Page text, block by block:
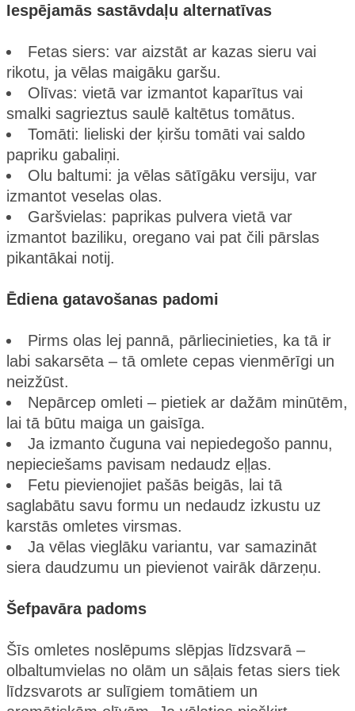
Iespējamās sastāvdaļu alternatīvas
Fetas siers: var aizstāt ar kazas sieru vai
rikotu, ja vēlas maigāku garšu.
Olīvas: vietā var izmantot kaparītus vai
smalki sagrieztus saulē kaltētus tomātus.
Tomāti: lieliski der ķiršu tomāti vai saldo
papriku gabaliņi.
Olu baltumi: ja vēlas sātīgāku versiju, var
izmantot veselas olas.
Garšvielas: paprikas pulvera vietā var
izmantot baziliku, oregano vai pat čili pārslas
pikantākai notij.
Ēdiena gatavošanas padomi
Pirms olas lej pannā, pārliecinieties, ka tā ir
labi sakarsēta – tā omlete cepas vienmērīgi un
neizžūst.
Nepārcep omleti – pietiek ar dažām minūtēm,
lai tā būtu maiga un gaisīga.
Ja izmanto čuguna vai nepiedegošo pannu,
nepieciešams pavisam nedaudz eļļas.
Fetu pievienojiet pašās beigās, lai tā
saglabātu savu formu un nedaudz izkustu uz
karstās omletes virsmas.
Ja vēlas vieglāku variantu, var samazināt
siera daudzumu un pievienot vairāk dārzeņu.
Šefpavāra padoms
Šīs omletes noslēpums slēpjas līdzsvarā –
olbaltumvielas no olām un sāļais fetas siers tiek
līdzsvarots ar sulīgiem tomātiem un